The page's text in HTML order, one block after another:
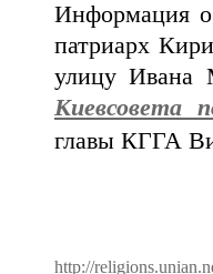
Информация о
патриарх
улицу
Киевсовета
главы КГГА
http://